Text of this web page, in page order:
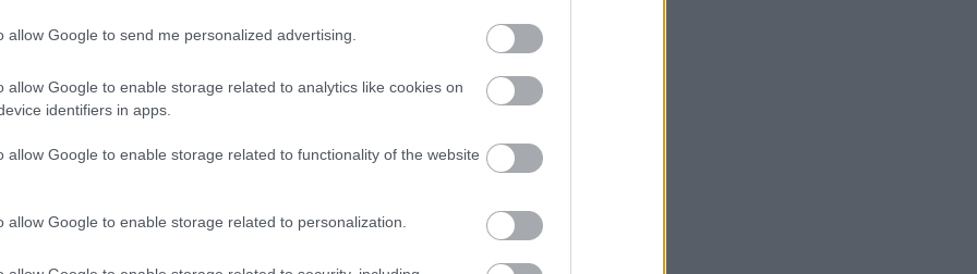
allow Google to send me personalized advertising.
allow Google to enable storage related to analytics like cookies on
identifiers in apps.
allow Google to enable storage related to functionality of the website
allow Google to enable storage related to personalization.
visa dzīve bija
nošauto suņu
operatora “Digitours”